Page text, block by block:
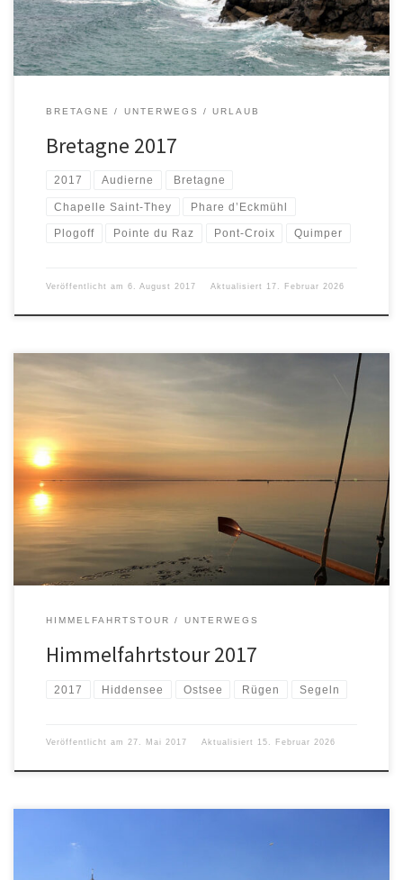
BRETAGNE UNTERWEGS URLAUB
Bretagne 2017
2017 Audierne Bretagne
Chapelle Saint-They Phare d’Eckmühl
Plogoff Pointe du Raz Pont-Croix Quimper
Veröffentlicht am 6. August 2017 Aktualisiert 17. Februar 2026
Logbuch: 20.05.2017 Anreise. Probleme mit dem Transporter,
Landgang am Strand bis Kloster. 22.05.2017 Törn Rund Hiddensee.
Ausfall Schwertfall auf Höhe Leuchtturn Gellen, Seeseite.
Landgang Barhöft. Motorausfall zwischen Barhöft und Abzweig
Schaprode. Schwertfall notdürftig repariert. Flaute auf Höhe
Heuinsel. Ankunft 23 Uhr im Hafen Schaprode mit […]
HIMMELFAHRTSTOUR UNTERWEGS
Himmelfahrtstour 2017
2017 Hiddensee Ostsee Rügen Segeln
Veröffentlicht am 27. Mai 2017 Aktualisiert 15. Februar 2026